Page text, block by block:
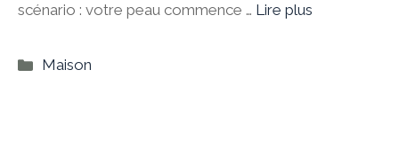
scénario : votre peau commence … Lire plus
Catégories
Maison